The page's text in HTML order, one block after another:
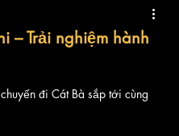
– Trải nghiệm hành
đi Cát Bà sắp tới cùng